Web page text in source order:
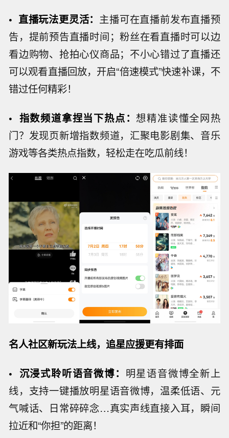
• 直播玩法更灵活： 主播可在直播前发布直播预
告，提前预告直播时间；粉丝在看直播时可以边
看边购物、抢拍心仪商品；不小心错过了直播还
可以观看直播回放，开启“倍速模式”快速补课，不
错过任何精彩！
• 指数频道拿捏当下热点：想精准读懂全网热
门？发现页新增指数频道，汇聚电影剧集、音乐
游戏等各类热点指数，轻松走在吃瓜前线！
名人社区新玩法上线，追星应援更有排面
• 沉浸式聆听语音微博： 明星语音微博全新上
线，支持一键播放明星语音微博，温柔低语、元
气喊话、日常碎碎念…真实声线直接入耳，瞬间
拉近和“你担”的距离！